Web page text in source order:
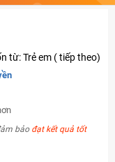
từ: Trẻ em ( tiếp theo)
bảo đạt kết quả tốt